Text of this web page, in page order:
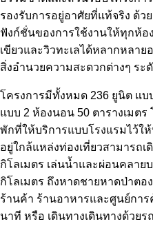
รองรับการอยู่อาศัยที่แท้จริง ด้
ฟังก์ชั่นของการใช้งานให้ทุกห้อ
เขียวและวิวทะเลได้หลากหลา
สิ่งอำนวยความสะดวกต่างๆ ระ
โครงการมีทั้งหมด 236 ยูนิต แบ
แบบ 2 ห้องนอน 50 ตารางเมต
พักที่ให้บริการแบบโรงแรมไว้ใ
อยู่ใกล้แหล่งท่องเที่ยวสามารถเ
กิโลเมตร เล่นน้ำและผ่อนคลาย
กิโลเมตร ถึงหาดชายหาดป่าตอ
ร้านค้า ร้านอาหารและศูนย์การ
นาที หรือ เดินทางเดินทางด้วย